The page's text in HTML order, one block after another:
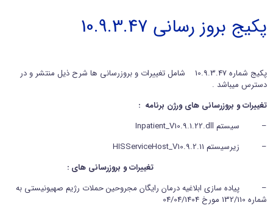
پشتیبانی
محصولات
سمیس
ورود اعضا
تماس با ما
پکیج بروز رسانی 10.9.3.47
پکیج شماره 10.9.3.47 شامل تغییرات و بروزرسانی ها شرح ذیل منتشر و در
دسترس میباشد .
تغییرات و بروزرسانی های ورژن برنامه :
– سیستم Inpatient_V10.9.1.22.dll
– زیرسیستم HISServiceHost_V10.9.2.11
تغییرات و بروزرسانی های :
– پیاده سازی ابلاغیه درمان رایگان مجروحین حملات رژیم صهیونیستی به
شماره 132/110 مورخ 04/04/1404